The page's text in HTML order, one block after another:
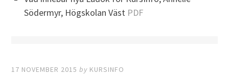
Södermyr, Högskolan Väst PDF
17 NOVEMBER 2015 by KURSINFO